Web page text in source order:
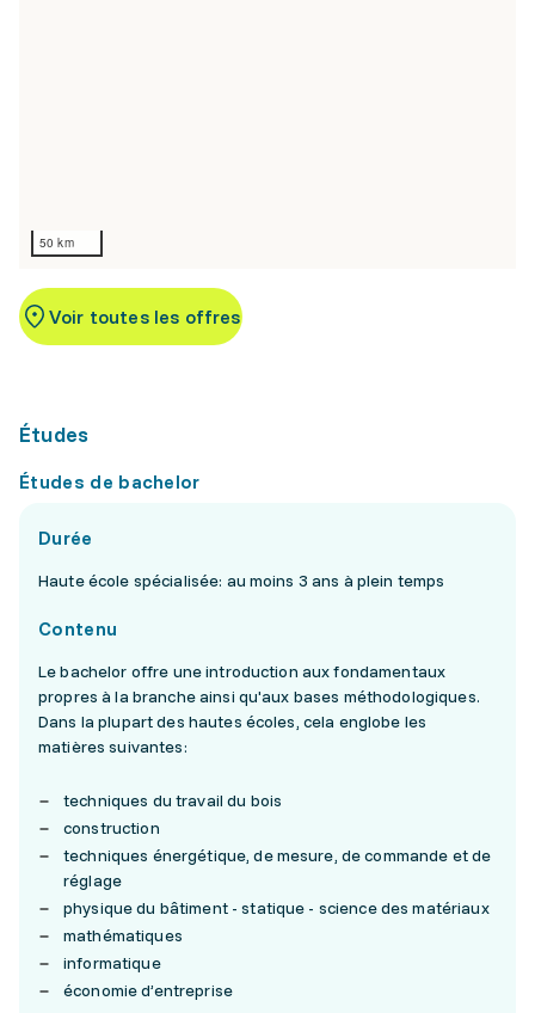
50 km
Voir toutes les offres
Études
Études de bachelor
Durée
Haute école spécialisée: au moins 3 ans à plein temps
Contenu
Le bachelor offre une introduction aux fondamentaux
propres à la branche ainsi qu'aux bases méthodologiques.
Dans la plupart des hautes écoles, cela englobe les
matières suivantes:
techniques du travail du bois
construction
techniques énergétique, de mesure, de commande et de
réglage
physique du bâtiment - statique - science des matériaux
mathématiques
informatique
économie d’entreprise